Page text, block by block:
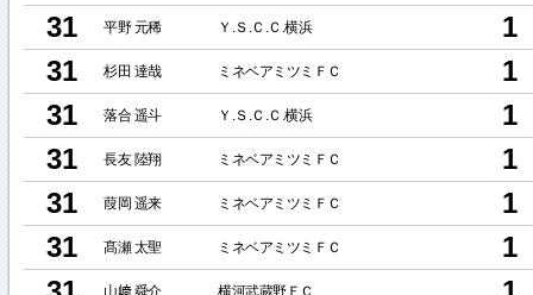
31
平野 元稀 Ｙ.Ｓ.Ｃ.Ｃ.横浜
1
31
杉田 達哉 ミネベアミツミＦＣ
1
31
落合 遥斗 Ｙ.Ｓ.Ｃ.Ｃ.横浜
1
31
長友 陸翔 ミネベアミツミＦＣ
1
31
葭岡 遥来 ミネベアミツミＦＣ
1
31
髙瀬 太聖 ミネベアミツミＦＣ
1
山﨑 舜介 横河武蔵野ＦＣ